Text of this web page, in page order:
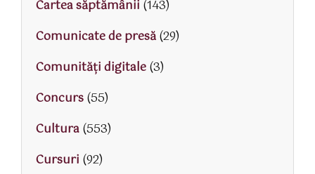
Cartea săptămânii (143)
Comunicate de presă(29)
Comunități digitale(3)
Concurs(55)
Cultura(553)
Cursuri (92)